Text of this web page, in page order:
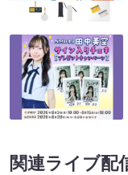
関連ライブ配